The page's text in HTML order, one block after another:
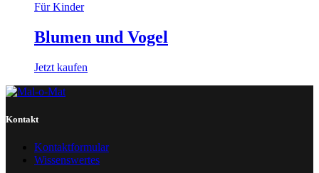
Für Kinder
Blumen und Vogel
Jetzt kaufen
Kontakt
Kontaktformular
Wissenswertes